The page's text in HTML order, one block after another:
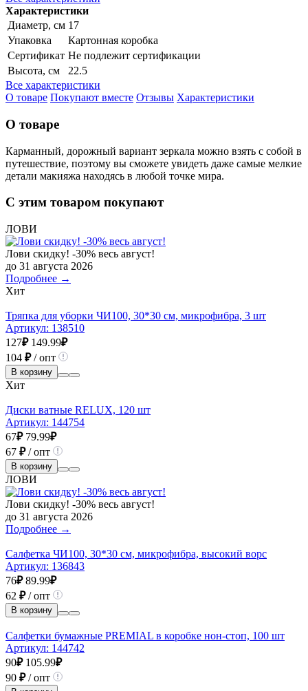
Характеристики
Диаметр, см 17
Упаковка
Картонная коробка
Сертификат Не подлежит сертификации
Высота, см
22.5
Все характеристики
О товаре Покупают вместе Отзывы Характеристики
О товаре
Карманный, дорожный вариант зеркала можно взять с собой в
путешествие, поэтому вы сможете увидеть даже самые мелкие
детали макияжа находясь в любой точке мира.
С этим товаром покупают
ЛОВИ
Лови скидку! -30% весь август!
до 31 августа 2026
Подробнее →
Хит
Тряпка для уборки ЧИ100, 30*30 см, микрофибра, 3 шт
Артикул: 138510
127₽ 149.99₽
104 ₽/ опт
В корзину
Хит
Диски ватные RELUX, 120 шт
Артикул: 144754
67₽ 79.99₽
67 ₽/ опт
В корзину
ЛОВИ
Лови скидку! -30% весь август!
до 31 августа 2026
Подробнее →
Салфетка ЧИ100, 30*30 см, микрофибра, высокий ворс
Артикул: 136843
76₽ 89.99₽
62 ₽/ опт
В корзину
Салфетки бумажные PREMIAL в коробке нон-стоп, 100 шт
Артикул: 144742
90₽ 105.99₽
90 ₽/ опт